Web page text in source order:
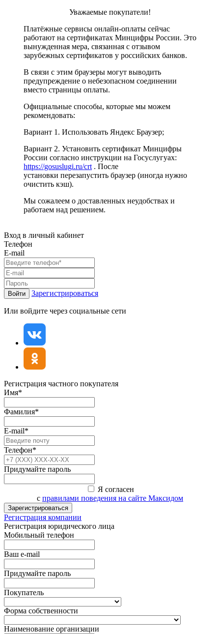
Уважаемые покупатели!
Платёжные сервисы онлайн-оплаты сейчас
работают на сертификатах Минцифры России. Это
вынужденная мера, связанная с отзывом
зарубежных сертификатов у российских банков.
В связи с этим браузеры могут выводить
предупреждение о небезопасном соединении
вместо страницы оплаты.
Официальные способы, которые мы можем
рекомендовать:
Вариант 1. Использовать Яндекс Браузер;
Вариант 2. Установить сертификат Минцифры
России согласно инструкции на Госуслугуах:
https://gosuslugi.ru/crt . После
установки перезапустить браузер (иногда нужно
очистить кэш).
Мы сожалеем о доставленных неудобствах и
работаем над решением.
Вход в личный кабинет
Телефон
E-mail
Войти Зарегистрироваться
Или войдите через социальные сети
Регистрация частного покупателя
Имя*
Фамилия*
E-mail*
Телефон*
Придумайте пароль
Я согласен
с правилами поведения на сайте Максидом
Зарегистрироваться
Регистрация компании
Регистрация юридического лица
Мобильный телефон
Ваш e-mail
Придумайте пароль
Покупатель
Форма собственности
Наименование организации